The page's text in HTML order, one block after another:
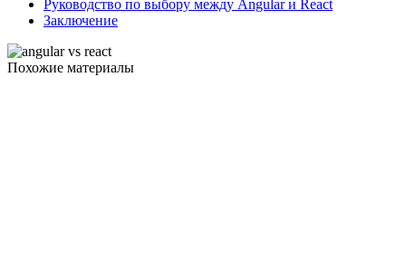
Руководство по выбору между Angular и React
Заключение
Похожие материалы